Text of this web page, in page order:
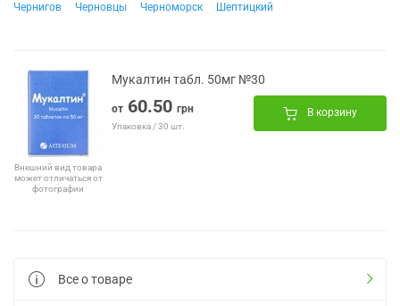
Чернигов
Черновцы Черноморск Шептицкий
Внешний вид товара
может отличаться от
фотографии
Мукалтин табл. 50мг №30
от 60.50 грн
Упаковка / 30 шт.
В корзину
Все о товаре